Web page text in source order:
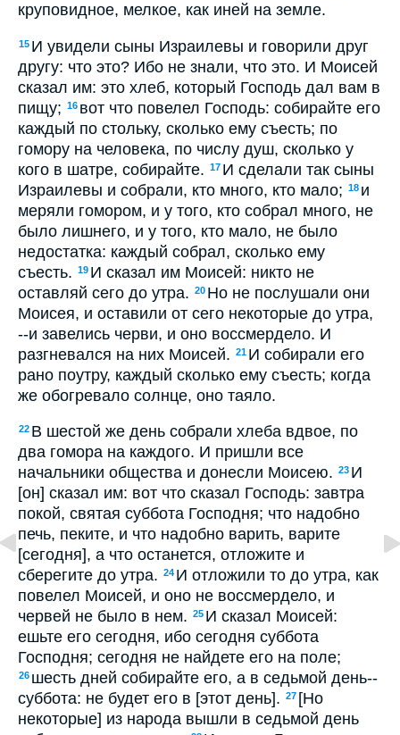
круповидное, мелкое, как иней на земле.
15 И увидели сыны Израилевы и говорили друг
другу: что это? Ибо не знали, что это. И Моисей
сказал им: это хлеб, который Господь дал вам в
пищу; 16 вот что повелел Господь: собирайте его
каждый по стольку, сколько ему съесть; по
гомору на человека, по числу душ, сколько у
кого в шатре, собирайте. 17 И сделали так сыны
Израилевы и собрали, кто много, кто мало; 18 и
меряли гомором, и у того, кто собрал много, не
было лишнего, и у того, кто мало, не было
недостатка: каждый собрал, сколько ему
съесть. 19 И сказал им Моисей: никто не
оставляй сего до утра. 20 Но не послушали они
Моисея, и оставили от сего некоторые до утра,
--и завелись черви, и оно воссмердело. И
разгневался на них Моисей. 21 И собирали его
рано поутру, каждый сколько ему съесть; когда
же обогревало солнце, оно таяло.
22 В шестой же день собрали хлеба вдвое, по
два гомора на каждого. И пришли все
начальники общества и донесли Моисею. 23 И
[он] сказал им: вот что сказал Господь: завтра
покой, святая суббота Господня; что надобно
печь, пеките, и что надобно варить, варите
[сегодня], а что останется, отложите и
сберегите до утра. 24 И отложили то до утра, как
повелел Моисей, и оно не воссмердело, и
червей не было в нем. 25 И сказал Моисей:
ешьте его сегодня, ибо сегодня суббота
Господня; сегодня не найдете его на поле;
26 шесть дней собирайте его, а в седьмой день--
суббота: не будет его в [этот день]. 27 [Но
некоторые] из народа вышли в седьмой день